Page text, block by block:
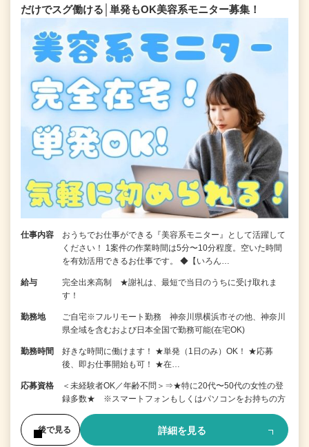
だけでスグ働ける│単発もOK美容系モニター募集！
仕事内容
おうちでお仕事ができる『美容系モニター』として活躍して
ください！ 1案件の作業時間は5分〜10分程度。空いた時間
を有効活用できるお仕事です。 ◆【いろん…
給与
完全出来高制 ★謝礼は、最短で当日のうちに受け取れま
す！
勤務地
ご自宅※フルリモート勤務 神奈川県横浜市その他、神奈川
県全域を含むおよび日本全国で勤務可能(在宅OK)
勤務時間
好きな時間に働けます！ ★単発（1日のみ）OK！ ★応募
後、即お仕事開始も可！ ★在…
応募資格
＜未経験者OK／年齢不問＞⇒★特に20代〜50代の女性の登
録多数★ ※スマートフォンもしくはパソコンをお持ちの方
後で見る 詳細を見る